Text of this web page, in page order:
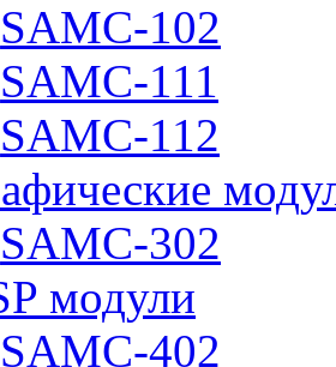
SAMC-102
SAMC-111
SAMC-112
SAMC-302
модули
SAMC-402